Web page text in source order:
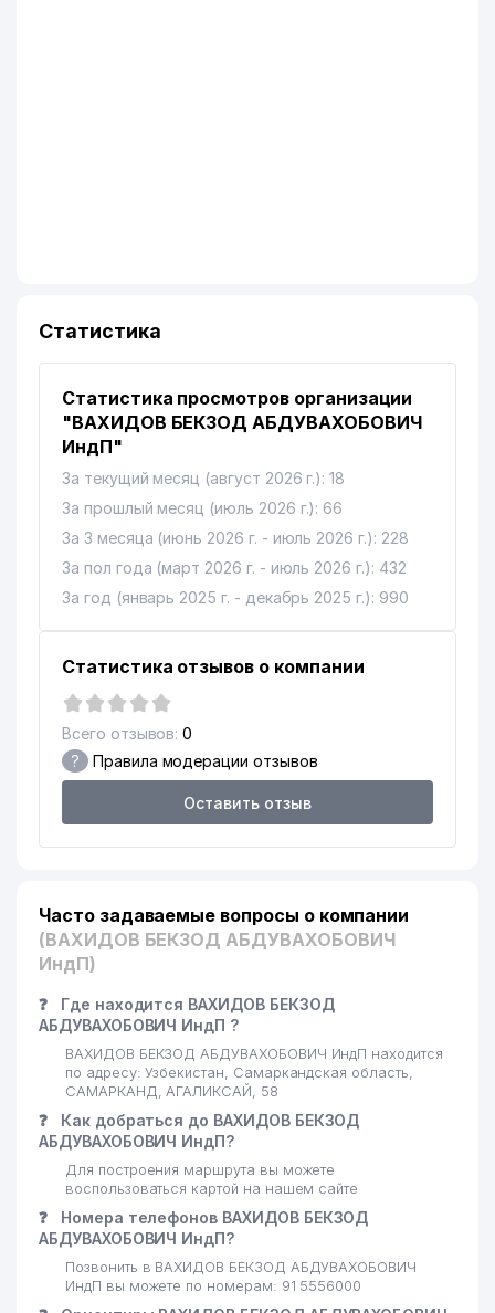
Статистика
Статистика просмотров организации
"ВАХИДОВ БЕКЗОД АБДУВАХОБОВИЧ
ИндП"
За текущий месяц (август 2026 г.): 18
За прошлый месяц (июль 2026 г.): 66
За 3 месяца (июнь 2026 г. - июль 2026 г.): 228
За пол года (март 2026 г. - июль 2026 г.): 432
За год (январь 2025 г. - декабрь 2025 г.): 990
Статистика отзывов о компании
Всего отзывов: 0
? Правила модерации отзывов
Оставить отзыв
Часто задаваемые вопросы о компании
(ВАХИДОВ БЕКЗОД АБДУВАХОБОВИЧ
ИндП)
❓
Где находится ВАХИДОВ БЕКЗОД
АБДУВАХОБОВИЧ ИндП ?
ВАХИДОВ БЕКЗОД АБДУВАХОБОВИЧ ИндП находится
по адресу: Узбекистан, Самаркандская область,
САМАРКАНД, АГАЛИКСАЙ, 58
❓
Как добраться до ВАХИДОВ БЕКЗОД
АБДУВАХОБОВИЧ ИндП?
Для построения маршрута вы можете
воспользоваться картой на нашем сайте
❓
Номера телефонов ВАХИДОВ БЕКЗОД
АБДУВАХОБОВИЧ ИндП?
Позвонить в ВАХИДОВ БЕКЗОД АБДУВАХОБОВИЧ
ИндП вы можете по номерам: 91 5556000